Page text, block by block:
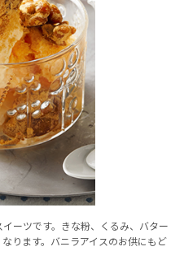
ーツです。きな粉、くるみ、バター
ります。バニラアイスのお供にもど